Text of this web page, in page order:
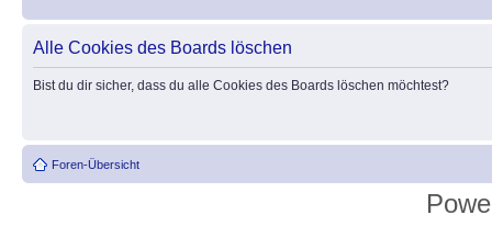
Alle Cookies des Boards löschen
Bist du dir sicher, dass du alle Cookies des Boards löschen möchtest?
Foren-Übersicht